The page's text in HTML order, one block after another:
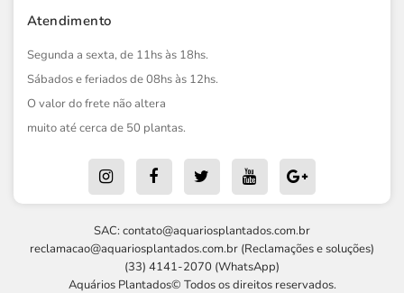
Atendimento
Segunda a sexta, de 11hs às 18hs.
Sábados e feriados de 08hs às 12hs.
O valor do frete não altera
muito até cerca de 50 plantas.
SAC: contato@aquariosplantados.com.br
reclamacao@aquariosplantados.com.br (Reclamações e soluções)
(33) 4141-2070 (WhatsApp)
Aquários Plantados© Todos os direitos reservados.